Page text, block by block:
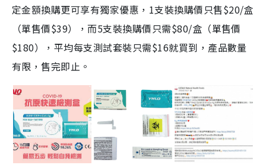
定金額換購更可享有獨家優惠，1支裝換購價只售$20/盒
（單售價$39），而5支裝換購價只需$80/盒（單售價
$180），平均每支測試套裝只需$16就買到，產品數量
有限，售完即止。